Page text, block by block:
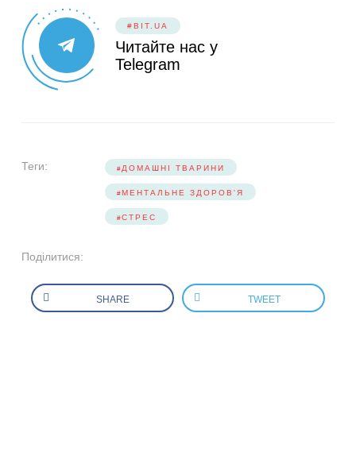
#BIT.UA
Читайте нас у
Telegram
Теги: ДОМАШНІ ТВАРИНИ
МЕНТАЛЬНЕ ЗДОРОВ'Я
СТРЕС
Поділитися:
SHARE TWEET